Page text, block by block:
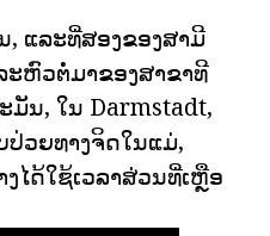
, ແລະທີ່ສອງຂອງສາມີ
ະຫົວຕໍ່ມາຂອງສາຂາທີ
ມັນ, ໃນ Darmstadt,
ປ່ວຍທາງຈິດໃນແມ່,
ໄດ້ໃຊ້ເວລາສ່ວນທີ່ເຫຼືອ